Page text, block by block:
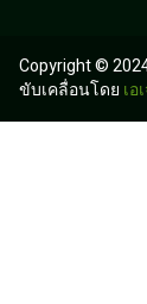
Copyright ©
ขับเคลื่อนโดย เ